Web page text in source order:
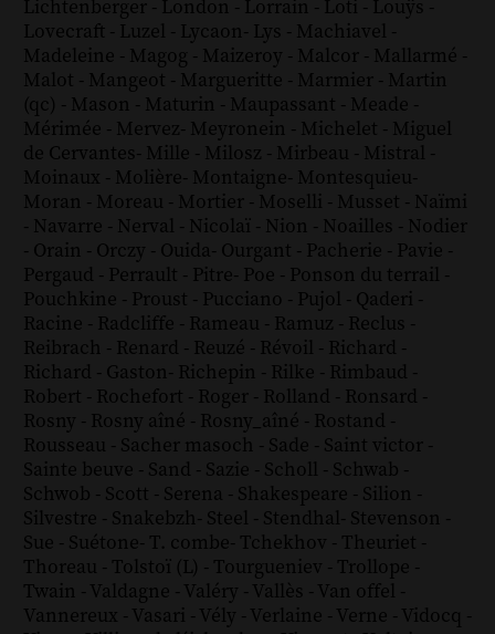
Lichtenberger - London - Lorrain - Loti - Louÿs -
Lovecraft - Luzel - Lycaon- Lys - Machiavel -
Madeleine - Magog - Maizeroy - Malcor - Mallarmé -
Malot - Mangeot - Margueritte - Marmier - Martin
(qc) - Mason - Maturin - Maupassant - Meade -
Mérimée - Mervez- Meyronein - Michelet - Miguel
de Cervantes- Mille - Milosz - Mirbeau - Mistral -
Moinaux - Molière- Montaigne- Montesquieu-
Moran - Moreau - Mortier - Moselli - Musset - Naïmi
- Navarre - Nerval - Nicolaï - Nion - Noailles - Nodier
- Orain - Orczy - Ouida- Ourgant - Pacherie - Pavie -
Pergaud - Perrault - Pitre- Poe - Ponson du terrail -
Pouchkine - Proust - Pucciano - Pujol - Qaderi -
Racine - Radcliffe - Rameau - Ramuz - Reclus -
Reibrach - Renard - Reuzé - Révoil - Richard -
Richard - Gaston- Richepin - Rilke - Rimbaud -
Robert - Rochefort - Roger - Rolland - Ronsard -
Rosny - Rosny aîné - Rosny_aîné - Rostand -
Rousseau - Sacher masoch - Sade - Saint victor -
Sainte beuve - Sand - Sazie - Scholl - Schwab -
Schwob - Scott - Serena - Shakespeare - Silion -
Silvestre - Snakebzh- Steel - Stendhal- Stevenson -
Sue - Suétone- T. combe- Tchekhov - Theuriet -
Thoreau - Tolstoï (L) - Tourgueniev - Trollope -
Twain - Valdagne - Valéry - Vallès - Van offel -
Vannereux - Vasari - Vély - Verlaine - Verne - Vidocq -